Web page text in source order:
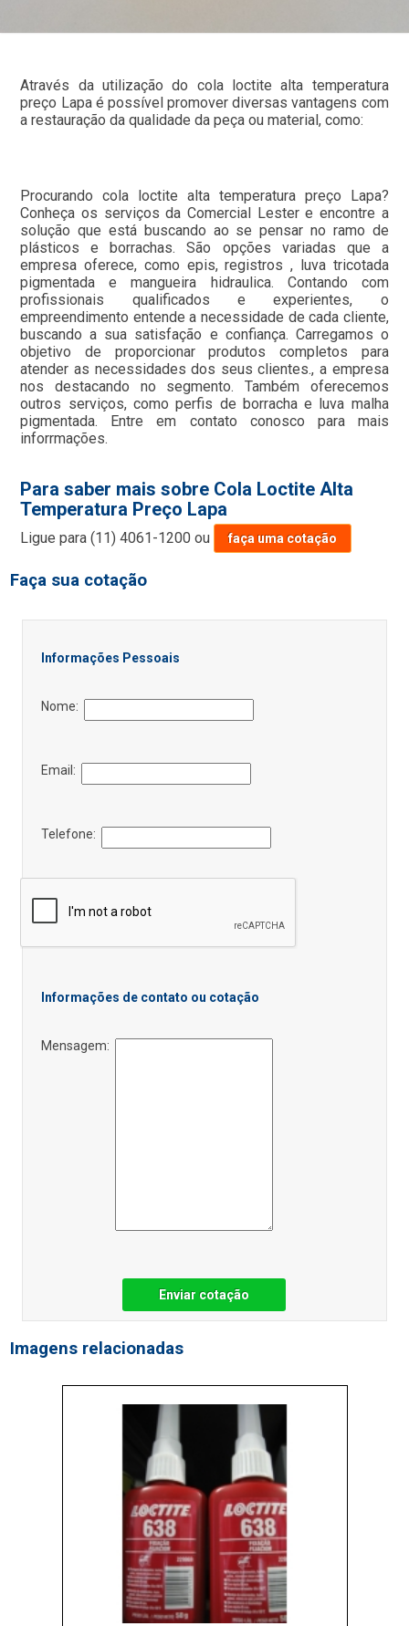
Através da utilização do cola loctite alta temperatura
preço Lapa é possível promover diversas vantagens com
a restauração da qualidade da peça ou material, como:
Procurando cola loctite alta temperatura preço Lapa?
Conheça os serviços da Comercial Lester e encontre a
solução que está buscando ao se pensar no ramo de
plásticos e borrachas. São opções variadas que a
empresa oferece, como epis, registros , luva tricotada
pigmentada e mangueira hidraulica. Contando com
profissionais qualificados e experientes, o
empreendimento entende a necessidade de cada cliente,
buscando a sua satisfação e confiança. Carregamos o
objetivo de proporcionar produtos completos para
atender as necessidades dos seus clientes., a empresa
nos destacando no segmento. Também oferecemos
outros serviços, como perfis de borracha e luva malha
pigmentada. Entre em contato conosco para mais
inforrmações.
Para saber mais sobre Cola Loctite Alta
Temperatura Preço Lapa
Ligue para(11) 4061-1200 ou faça uma cotação
Faça sua cotação
Informações Pessoais
Nome:
Email:
Telefone:
Informações de contato ou cotação
Mensagem:
Enviar cotação
Imagens relacionadas